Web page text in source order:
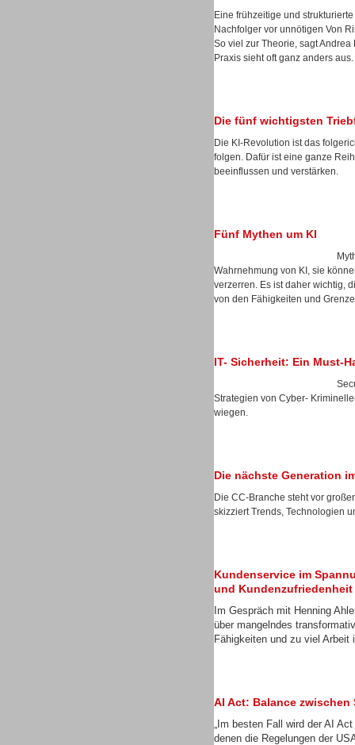
Eine frühzeitige und
Nachfolger vor unnötigen Von
So viel zur Theorie, sagt
Praxis sieht oft ganz anders aus.
Die fünf wichtigsten
Die KI-Revolution ist das
folgen. Dafür ist eine ganze
beeinflussen und verstärken.
Fünf Mythen um KI
Wahrnehmung von KI, sie
verzerren. Es ist daher wichtig,
von den Fähigkeiten und
IT- Sicherheit: Ein Must-
Strategien von Cyber-
wiegen.
Die nächste Generation
Die CC-Branche steht vor
skizziert Trends, Technologien
Kundenservice im
und Kundenzufriedenheit
Im Gespräch mit Henning
über mangelndes
Fähigkeiten und zu viel
AI Act: Balance
„Im besten Fall wird der AI
denen die Regelungen der